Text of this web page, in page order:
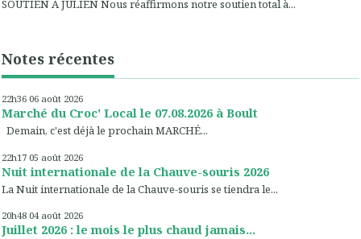
SOUTIEN A JULIEN Nous réaffirmons notre soutien total à...
Notes récentes
22h36 06 août 2026
Marché du Croc' Local le 07.08.2026 à Boult
Demain, c'est déjà le prochain MARCHÉ...
22h17 05 août 2026
Nuit internationale de la Chauve-souris 2026
La Nuit internationale de la Chauve-souris se tiendra le...
20h48 04 août 2026
Juillet 2026 : le mois le plus chaud jamais...